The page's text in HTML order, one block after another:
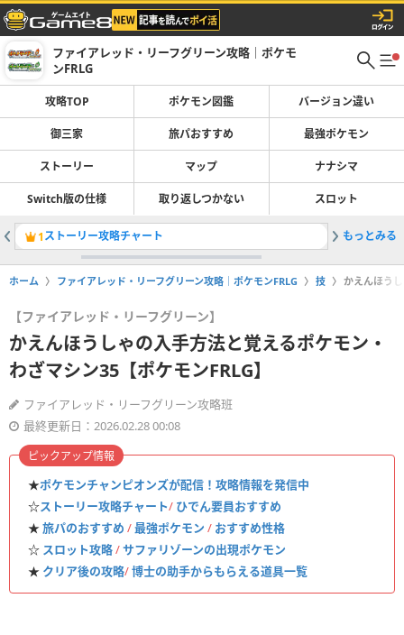
ファイアレッド・リーフグリーン攻略｜ポケモ
ンFRLG
攻略TOP ポケモン図鑑 バージョン違い
御三家 旅パおすすめ 最強ポケモン
ストーリー マップ ナナシマ
Switch版の仕様 取り返しつかない スロット
1ストーリー攻略チャート 2ポケモ
もっとみる
ホーム ファイアレッド・リーフグリーン攻略｜ポケモンFRLG 技 かえんほう
【ファイアレッド・リーフグリーン】
かえんほうしゃの入手方法と覚えるポケモン・
わざマシン35【ポケモンFRLG】
ファイアレッド・リーフグリーン攻略班
最終更新日：2026.02.28 00:08
★ポケモンチャンピオンズが配信！攻略情報を発信中
☆ストーリー攻略チャート/ ひでん要員おすすめ
★旅パのおすすめ /最強ポケモン / おすすめ性格
☆ スロット攻略/サファリゾーンの出現ポケモン
★ クリア後の攻略/博士の助手からもらえる道具一覧
ピックアップ情報